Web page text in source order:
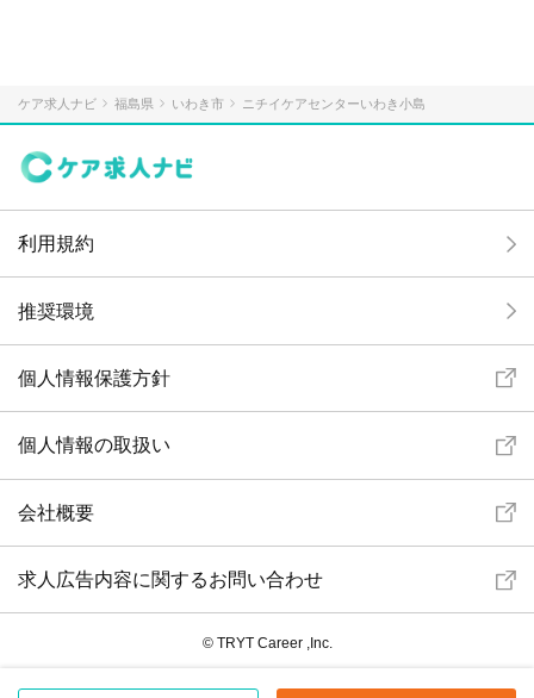
ケア求人ナビ 福島県 いわき市 ニチイケアセンターいわき小島
利用規約
推奨環境
個人情報保護方針
個人情報の取扱い
会社概要
求人広告内容に関するお問い合わせ
© TRYT Career ,Inc.